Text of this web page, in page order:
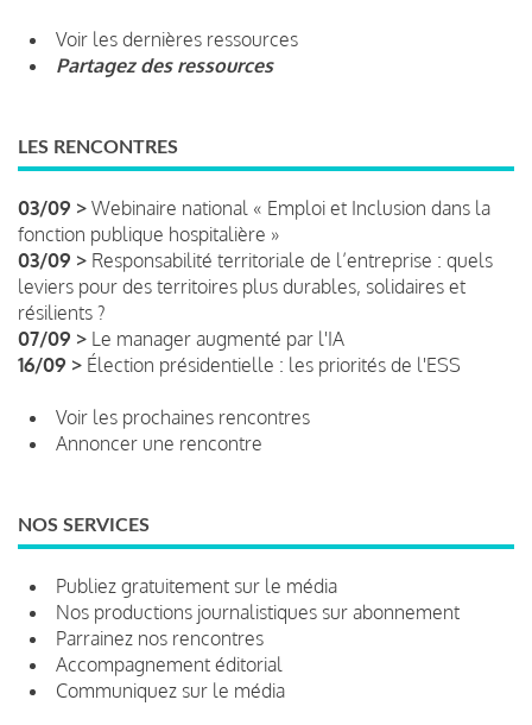
Voir les dernières ressources
Partagez des ressources
LES RENCONTRES
03/09 > Webinaire national « Emploi et Inclusion dans la
fonction publique hospitalière »
03/09 > Responsabilité territoriale de l’entreprise : quels
leviers pour des territoires plus durables, solidaires et
résilients ?
07/09 > Le manager augmenté par l'IA
16/09 > Élection présidentielle : les priorités de l'ESS
Voir les prochaines rencontres
Annoncer une rencontre
NOS SERVICES
Publiez gratuitement sur le média
Nos productions journalistiques sur abonnement
Parrainez nos rencontres
Accompagnement éditorial
Communiquez sur le média